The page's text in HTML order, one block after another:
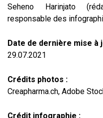
Seheno Harinjato
responsable des
Date de dernière mise à
29.07.2021
Crédits photos :
Creapharma.ch, Adobe
Crédit infographie :